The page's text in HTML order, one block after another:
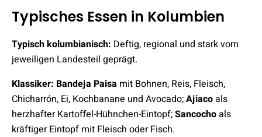
Typisches Essen in Kolumbien
Typisch kolumbianisch: Deftig, regional und stark vom
jeweiligen Landesteil geprägt.
Klassiker: Bandeja Paisa mit Bohnen, Reis, Fleisch,
Chicharrón, Ei, Kochbanane und Avocado;Ajiacoals
herzhafter Kartoffel-Hühnchen-Eintopf;Sancochoals
kräftiger Eintopf mit Fleisch oder Fisch.